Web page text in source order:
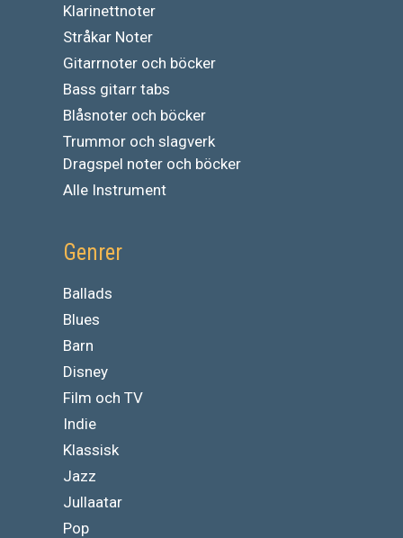
Klarinettnoter
Stråkar Noter
Gitarrnoter och böcker
Bass gitarr tabs
Blåsnoter och böcker
Trummor och slagverk
Dragspel noter och böcker
Alle Instrument
Genrer
Ballads
Blues
Barn
Disney
Film och TV
Indie
Klassisk
Jazz
Jullaatar
Pop